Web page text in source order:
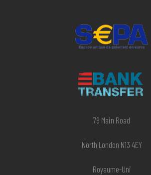
79 Main Road
North London N13 4EY
Royaume-Uni